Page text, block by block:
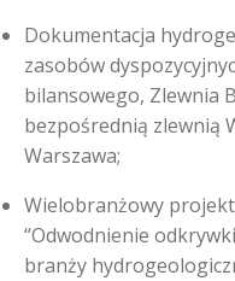
Dokumentacja
zasobów
bilansowego, Zlewnia
bezpośrednią zlewnią
Warszawa;
Wielobranżowy
“Odwodnienie
branży